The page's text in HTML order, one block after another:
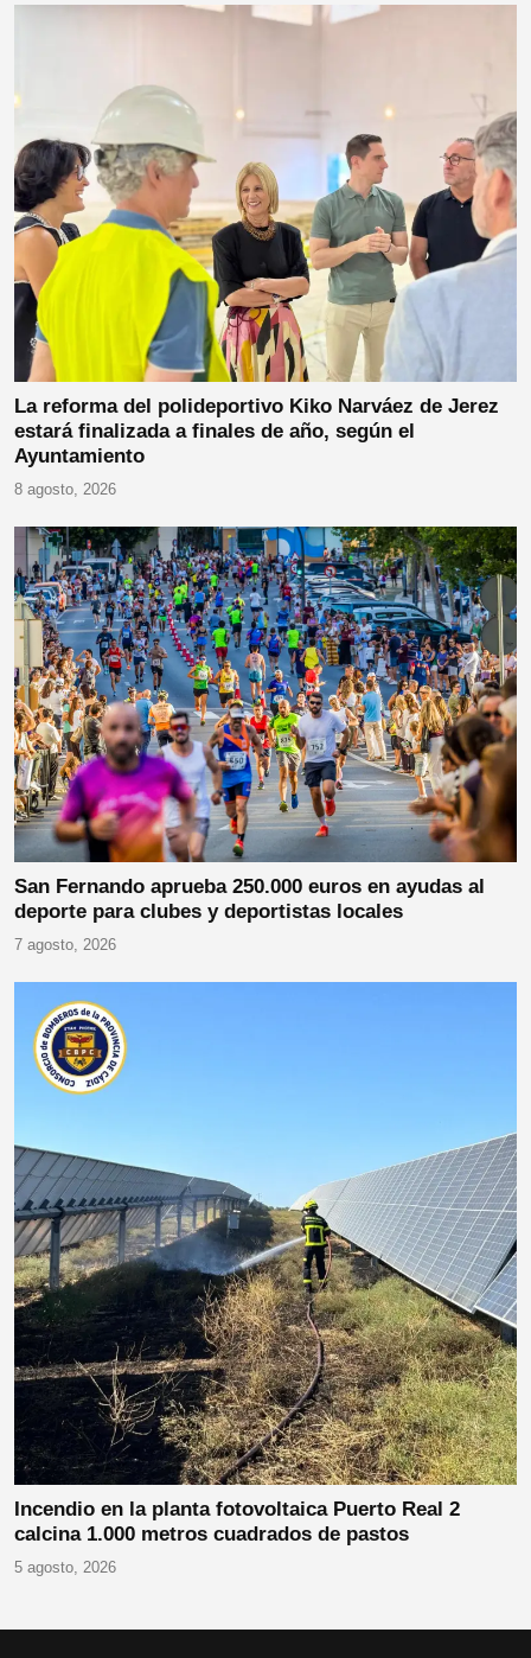
La reforma del polideportivo Kiko Narváez de Jerez
estará finalizada a finales de año, según el
Ayuntamiento
8 agosto, 2026
San Fernando aprueba 250.000 euros en ayudas al
deporte para clubes y deportistas locales
7 agosto, 2026
Incendio en la planta fotovoltaica Puerto Real 2
calcina 1.000 metros cuadrados de pastos
5 agosto, 2026